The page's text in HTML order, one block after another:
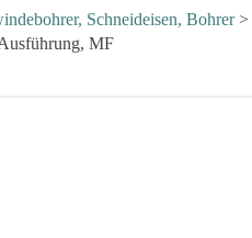
Schneideisen, Bohrer>
MF